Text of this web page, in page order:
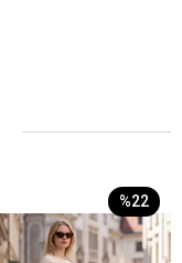
%22